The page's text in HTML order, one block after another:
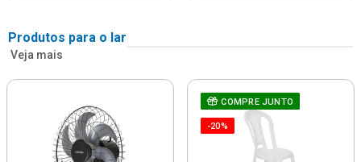
Produtos para o lar
Veja mais
COMPRE JUNTO
-20%